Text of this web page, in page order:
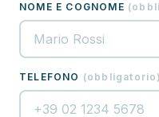
NOME E COGNOME (
TELEFONO (obbligatorio )